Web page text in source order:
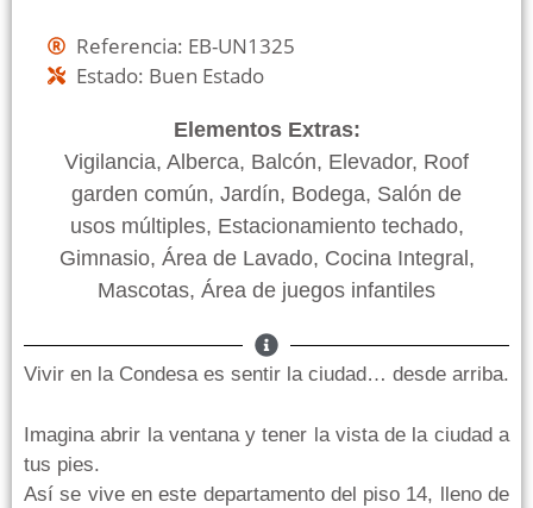
Referencia: EB-UN1325
Estado: Buen Estado
Elementos Extras:
Vigilancia, Alberca, Balcón, Elevador, Roof
garden común, Jardín, Bodega, Salón de
usos múltiples, Estacionamiento techado,
Gimnasio, Área de Lavado, Cocina Integral,
Mascotas, Área de juegos infantiles
Vivir en la Condesa es sentir la ciudad… desde arriba.
Imagina abrir la ventana y tener la vista de la ciudad a
tus pies.
Así se vive en este departamento del piso 14, lleno de